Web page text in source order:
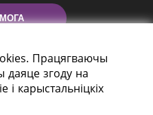
Працягваючы
даяце згоду на
карыстальніцкіх